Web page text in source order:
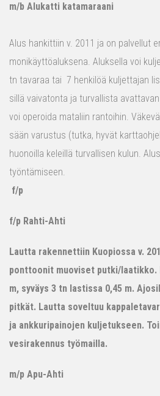
m/b Alukatti katamaraani
Alus hankittiin v. 2011 ja on palvellut
monikäyttöaluksena. Aluksella voi
tn tavaraa tai 7 henkilöä kuljettajan
sillä vaivatonta ja turvallista
voi operoida mataliin rantoihin.
sään varustus (tutka, hyvät
huonoilla keleillä turvallisen kulun.
työntämiseen.
f/p
f/p Rahti-Ahti
Lautta rakennettiin Kuopiossa v.
ponttoonit muoviset putki/laatikko.
m, syväys 3 tn lastissa 0,45 m.
pitkät. Lautta soveltuu
ja ankkuripainojen kuljetukseen.
vesirakennus työmailla.
m/p Apu-Ahti